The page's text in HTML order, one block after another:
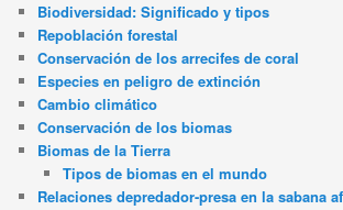
Biodiversidad: Significado y tipos
Repoblación forestal
Conservación de los arrecifes de coral
Especies en peligro de extinción
Cambio climático
Conservación de los biomas
Biomas de la Tierra
Tipos de biomas en el mundo
Relaciones depredador-presa en la sabana